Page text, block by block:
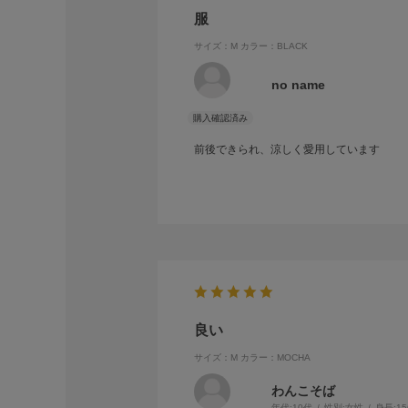
服
サイズ：M カラー：BLACK
no name
前後できられ、涼しく愛用しています
良い
サイズ：M カラー：MOCHA
わんこそば